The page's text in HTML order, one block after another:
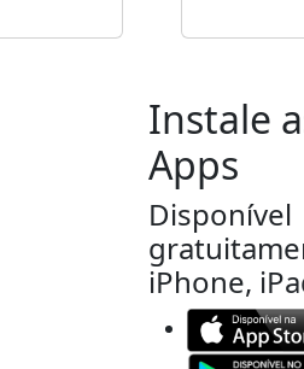
Instale
Apps
Disponível
iPhone,